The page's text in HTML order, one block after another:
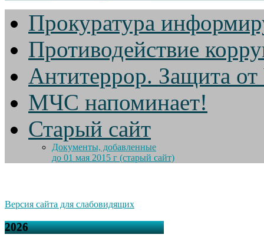
Прокуратура
Противодействие
Антитеррор. Защита
МЧС напоминает!
Старый сайт
Документы, добавленные
до 01 мая 2015 г (старый сайт)
Версия сайта для слабовидящих
2026